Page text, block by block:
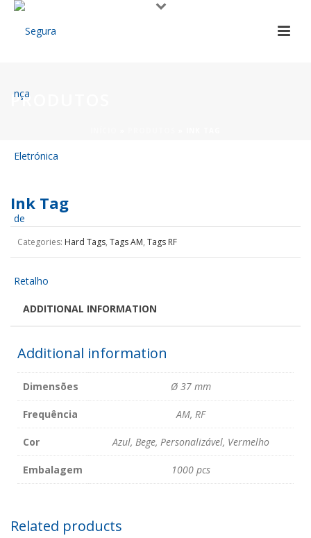
PRODUTOS
Ink Tag
Categories: Hard Tags, Tags AM, Tags RF
ADDITIONAL INFORMATION
Additional information
Dimensões Ø 37 mm
Frequência AM, RF
Cor Azul, Bege, Personalizável, Vermelho
Embalagem 1000 pcs
Related products